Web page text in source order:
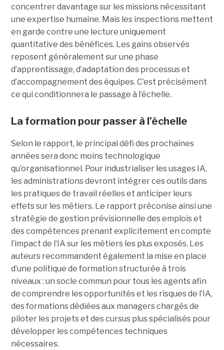
concentrer davantage sur les missions nécessitant
une expertise humaine. Mais les inspections mettent
en garde contre une lecture uniquement
quantitative des bénéfices. Les gains observés
reposent généralement sur une phase
d’apprentissage, d’adaptation des processus et
d’accompagnement des équipes. C’est précisément
ce qui conditionnera le passage à l’échelle.
La formation pour passer à l’échelle
Selon le rapport, le principal défi des prochaines
années sera donc moins technologique
qu’organisationnel. Pour industrialiser les usages IA,
les administrations devront intégrer ces outils dans
les pratiques de travail réelles et anticiper leurs
effets sur les métiers. Le rapport préconise ainsi une
stratégie de gestion prévisionnelle des emplois et
des compétences prenant explicitement en compte
l’impact de l’IA sur les métiers les plus exposés. Les
auteurs recommandent également la mise en place
d’une politique de formation structurée à trois
niveaux : un socle commun pour tous les agents afin
de comprendre les opportunités et les risques de l’IA,
des formations dédiées aux managers chargés de
piloter les projets et des cursus plus spécialisés pour
développer les compétences techniques
nécessaires.